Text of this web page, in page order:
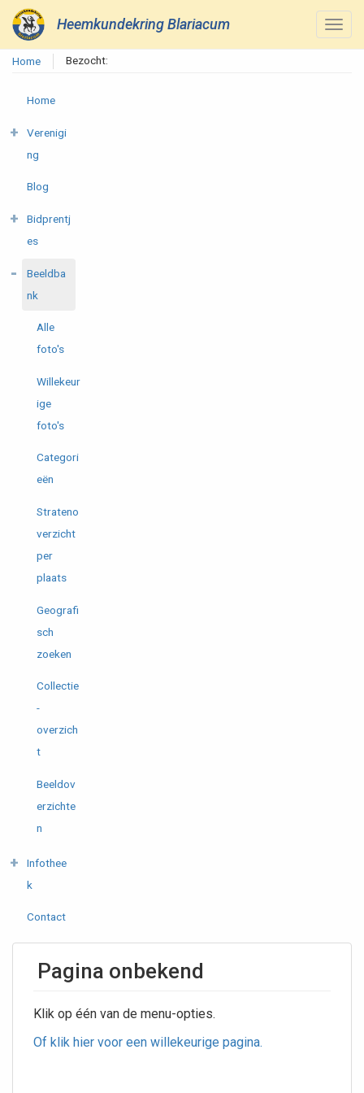
Heemkundekring Blariacum
Home Bezocht:
Home
Verenigi
ng
Blog
Bidprentj
es
Beeldba
nk
Alle
foto's
Willekeur
ige
foto's
Categori
eën
Strateno
verzicht
per
plaats
Geografi
sch
zoeken
Collectie
-
overzich
t
Beeldov
erzichte
n
Infothee
k
Contact
Pagina onbekend
Klik op één van de menu-opties.
Of klik hier voor een willekeurige pagina.